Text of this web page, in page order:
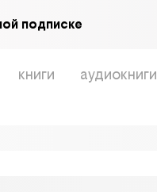
подписке
книги аудиокниги